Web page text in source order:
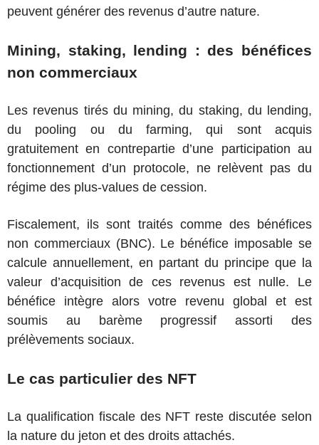
peuvent générer des revenus d’autre nature.
Mining, staking, lending : des bénéfices
non commerciaux
Les revenus tirés du mining, du staking, du lending,
du pooling ou du farming, qui sont acquis
gratuitement en contrepartie d’une participation au
fonctionnement d’un protocole, ne relèvent pas du
régime des plus-values de cession.
Fiscalement, ils sont traités comme des bénéfices
non commerciaux (BNC). Le bénéfice imposable se
calcule annuellement, en partant du principe que la
valeur d’acquisition de ces revenus est nulle. Le
bénéfice intègre alors votre revenu global et est
soumis au barème progressif assorti des
prélèvements sociaux.
Le cas particulier des NFT
La qualification fiscale des NFT reste discutée selon
la nature du jeton et des droits attachés.